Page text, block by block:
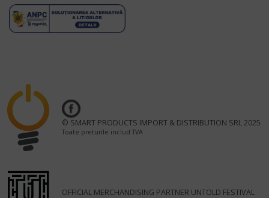
© SMART PRODUCTS IMPORT & DISTRIBUTION SRL 2025
Toate preturile includ TVA
OFFICIAL MERCHANDISING PARTNER UNTOLD FESTIVAL